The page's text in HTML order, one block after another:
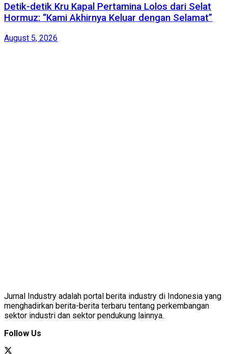
Detik-detik Kru Kapal Pertamina Lolos dari Selat
Hormuz: “Kami Akhirnya Keluar dengan Selamat”
August 5, 2026
Jurnal Industry adalah portal berita industry di Indonesia yang
menghadirkan berita-berita terbaru tentang perkembangan
sektor industri dan sektor pendukung lainnya.
Follow Us